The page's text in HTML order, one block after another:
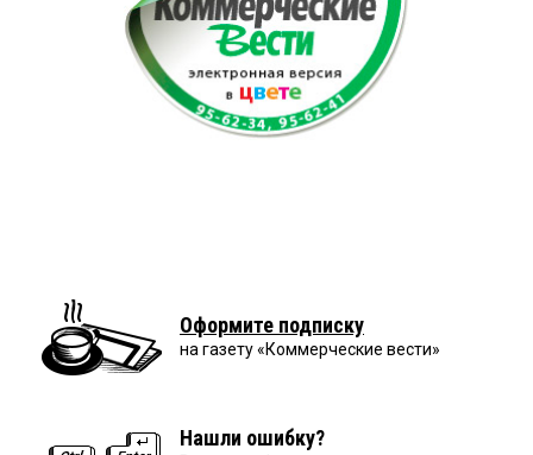
Оформите подписку
на газету «Коммерческие вести»
Нашли ошибку?